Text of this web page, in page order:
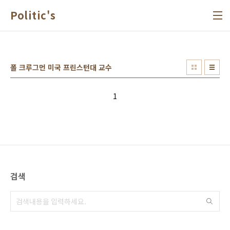
Politic's
폴 크루그먼 미국 프린스턴대 교수
1
검색